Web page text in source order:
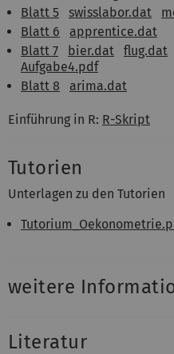
Blatt 5
swisslabor.dat
Blatt 6
apprentice.dat
Blatt 7
bier.dat flug.dat
Aufgabe4.pdf
Blatt 8
arima.dat
Einführung in R: R-Skript
Tutorien
Unterlagen zu den Tutorien
weitere
Literatur